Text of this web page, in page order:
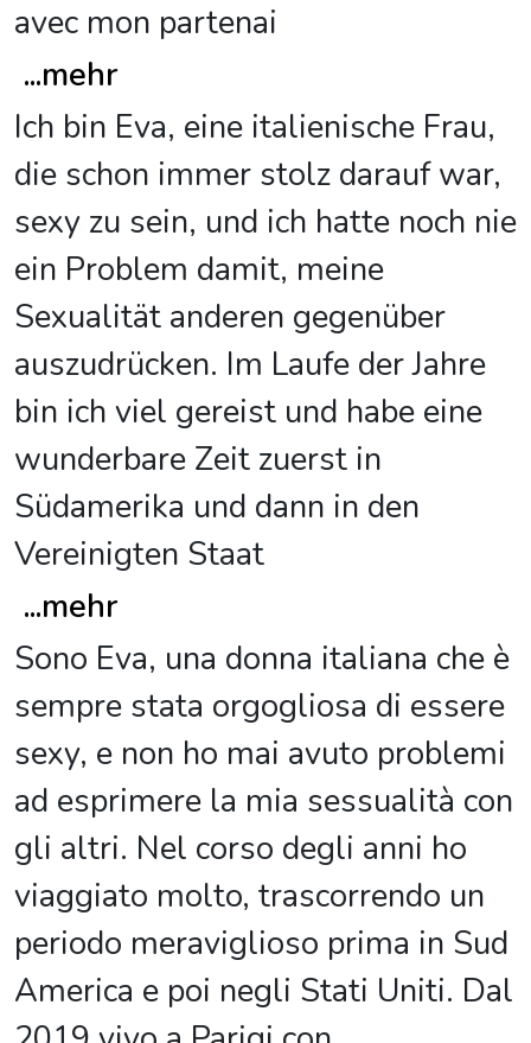
avec mon partenai
...mehr
Ich bin Eva, eine italienische Frau,
die schon immer stolz darauf war,
sexy zu sein, und ich hatte noch nie
ein Problem damit, meine
Sexualität anderen gegenüber
auszudrücken. Im Laufe der Jahre
bin ich viel gereist und habe eine
wunderbare Zeit zuerst in
Südamerika und dann in den
Vereinigten Staat
...mehr
Sono Eva, una donna italiana che è
sempre stata orgogliosa di essere
sexy, e non ho mai avuto problemi
ad esprimere la mia sessualità con
gli altri. Nel corso degli anni ho
viaggiato molto, trascorrendo un
periodo meraviglioso prima in Sud
America e poi negli Stati Uniti. Dal